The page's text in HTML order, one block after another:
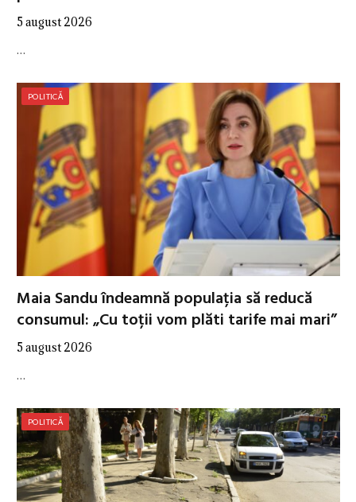
5 august 2026
…
POLITICĂ
Maia Sandu îndeamnă populația să reducă
consumul: „Cu toții vom plăti tarife mai mari”
5 august 2026
…
POLITICĂ